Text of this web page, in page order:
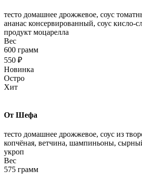
тесто домашнее дрожжевое, соус
ананас консервированный, соус кисло-
продукт моцарелла
Вес
600 грамм
550 ₽
Новинка
Остро
Хит
От Шефа
тесто домашнее дрожжевое, соус из
копчёная, ветчина, шампиньоны,
укроп
Вес
575 грамм